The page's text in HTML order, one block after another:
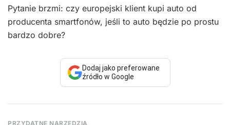
Pytanie brzmi: czy europejski klient kupi auto od
producenta smartfonów, jeśli to auto będzie po prostu
bardzo dobre?
Dodaj jako preferowane
źródło w Google
PRZYDATNE NARZĘDZIA